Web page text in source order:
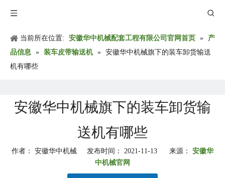
当前所在位置: 安徽华中机械配套工程有限公司官网首页 »
产
品信息 » 装车皮带输送机 » 安徽华中机械旗下的装车卸货输送
机有哪些
安徽华中机械旗下的装车卸货输
送机有哪些
作者： 安徽华中机械 发布时间： 2021-11-13 来源： 安徽华
中机械官网